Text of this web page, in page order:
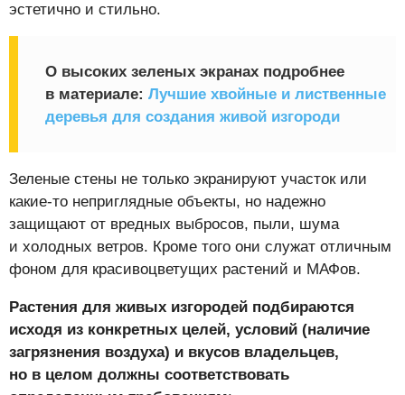
эстетично и стильно.
О высоких зеленых экранах подробнее
в материале: Лучшие хвойные и лиственные
деревья для создания живой изгороди
Зеленые стены не только экранируют участок или
какие-то неприглядные объекты, но надежно
защищают от вредных выбросов, пыли, шума
и холодных ветров. Кроме того они служат отличным
фоном для красивоцветущих растений и МАФов.
Растения для живых изгородей подбираются
исходя из конкретных целей, условий (наличие
загрязнения воздуха) и вкусов владельцев,
но в целом должны соответствовать